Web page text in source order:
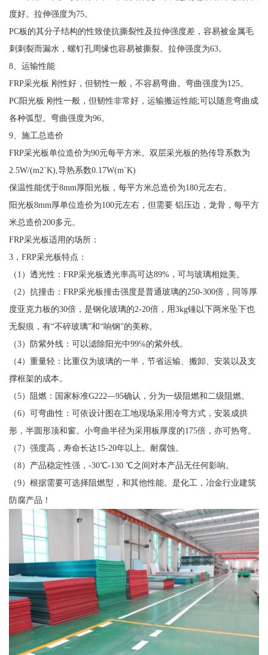
度好。拉伸强度为75。
PC板的其分子结构的性致使抗撕裂性及拉伸强度差，容易被金属毛
刺刺裂而漏水，螺钉孔周缘也容易被撕裂。拉伸强度为63。
8、运输性能
FRP采光板 刚性好，但韧性一般，不容易弯曲。弯曲强度为125。
PC阳光板 刚性一般，但韧性非常好，运输搬运性能;可以随意弯曲成
各种弧型。弯曲强度为96。
9、施工总造价
FRP采光板单位造价为90元每平方米。双层采光板的热传导系数为
2.5W/(m2`K),导热系数0.17W(m`K)
保温性能优于8mm厚阳光板，每平方米总造价为180元左右。
阳光板8mm厚单位造价为100元左右，但需要 铝压边，龙骨，每平方
米总造价200多元。
FRP采光板适用的场所：
3，FRP采光板特点：
（1）透光性：FRP采光板透光率高可达89%，可与玻璃相妣美。
（2）抗撞击：FRP采光板撞击强度是普通玻璃的250-300倍，同等厚
度亚克力板的30倍，是钢化玻璃的2-20倍，用3kg锤以下两米坠下也
无裂痕，有“不碎玻璃”和“响钢”的美称。
（3）防紫外线：可以滤除阳光中99℅的紫外线。
（4）重量轻：比重仅为玻璃的一半，节省运输、搬卸、安装以及支
撑框架的成本。
（5）阻燃：国家标准G222—95确认，分为一级阻燃和二级阻燃。
（6）可弯曲性：可依设计图在工地现场采用冷弯方式，安装成拱
形，半圆形顶和窗。小弯曲半径为采用板厚度的175倍，亦可热弯。
（7）强度高，寿命长达15-20年以上。耐腐蚀。
（8）产品稳定性强，-30℃-130 ℃之间对本产品无任何影响。
（9）根据需要可选择阻燃型，和其他性能。是化工，冶金行业建筑
防腐产品！